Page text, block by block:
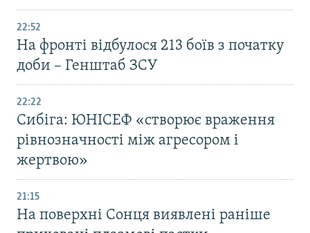
22:52
На фронті відбулося 213 боїв з початку
доби – Генштаб ЗСУ
22:22
Сибіга: ЮНІСЕФ «створює враження
рівнозначності між агресором і
жертвою»
21:15
На поверхні Сонця виявлені раніше